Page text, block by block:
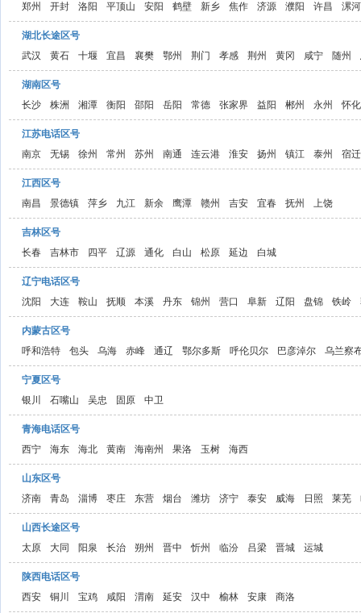
郑州
开封 洛阳 平顶山 安阳 鹤壁 新乡 焦作 济源 濮阳 许昌 漯河
湖北长途区号
武汉
黄石 十堰 宜昌 襄樊 鄂州 荆门 孝感 荆州 黄冈 咸宁 随州
湖南区号
长沙
株洲 湘潭 衡阳 邵阳 岳阳 常德 张家界 益阳 郴州 永州 怀化
江苏电话区号
南京
无锡 徐州 常州 苏州 南通 连云港 淮安 扬州 镇江 泰州 宿迁
江西区号
南昌
景德镇 萍乡 九江 新余 鹰潭 赣州 吉安 宜春 抚州 上饶
吉林区号
长春
吉林市 四平 辽源 通化 白山 松原 延边 白城
辽宁电话区号
沈阳
大连 鞍山 抚顺 本溪 丹东 锦州 营口 阜新 辽阳 盘锦 铁岭
内蒙古区号
呼和浩特
包头 乌海 赤峰 通辽 鄂尔多斯 呼伦贝尔 巴彦淖尔 乌兰察
宁夏区号
银川
石嘴山 吴忠 固原 中卫
青海电话区号
西宁
海东 海北 黄南 海南州 果洛 玉树 海西
山东区号
济南
青岛 淄博 枣庄 东营 烟台 潍坊 济宁 泰安 威海 日照 莱芜
山西长途区号
太原
大同 阳泉 长治 朔州 晋中 忻州 临汾 吕梁 晋城 运城
陕西电话区号
西安
铜川 宝鸡 咸阳 渭南 延安 汉中 榆林 安康 商洛